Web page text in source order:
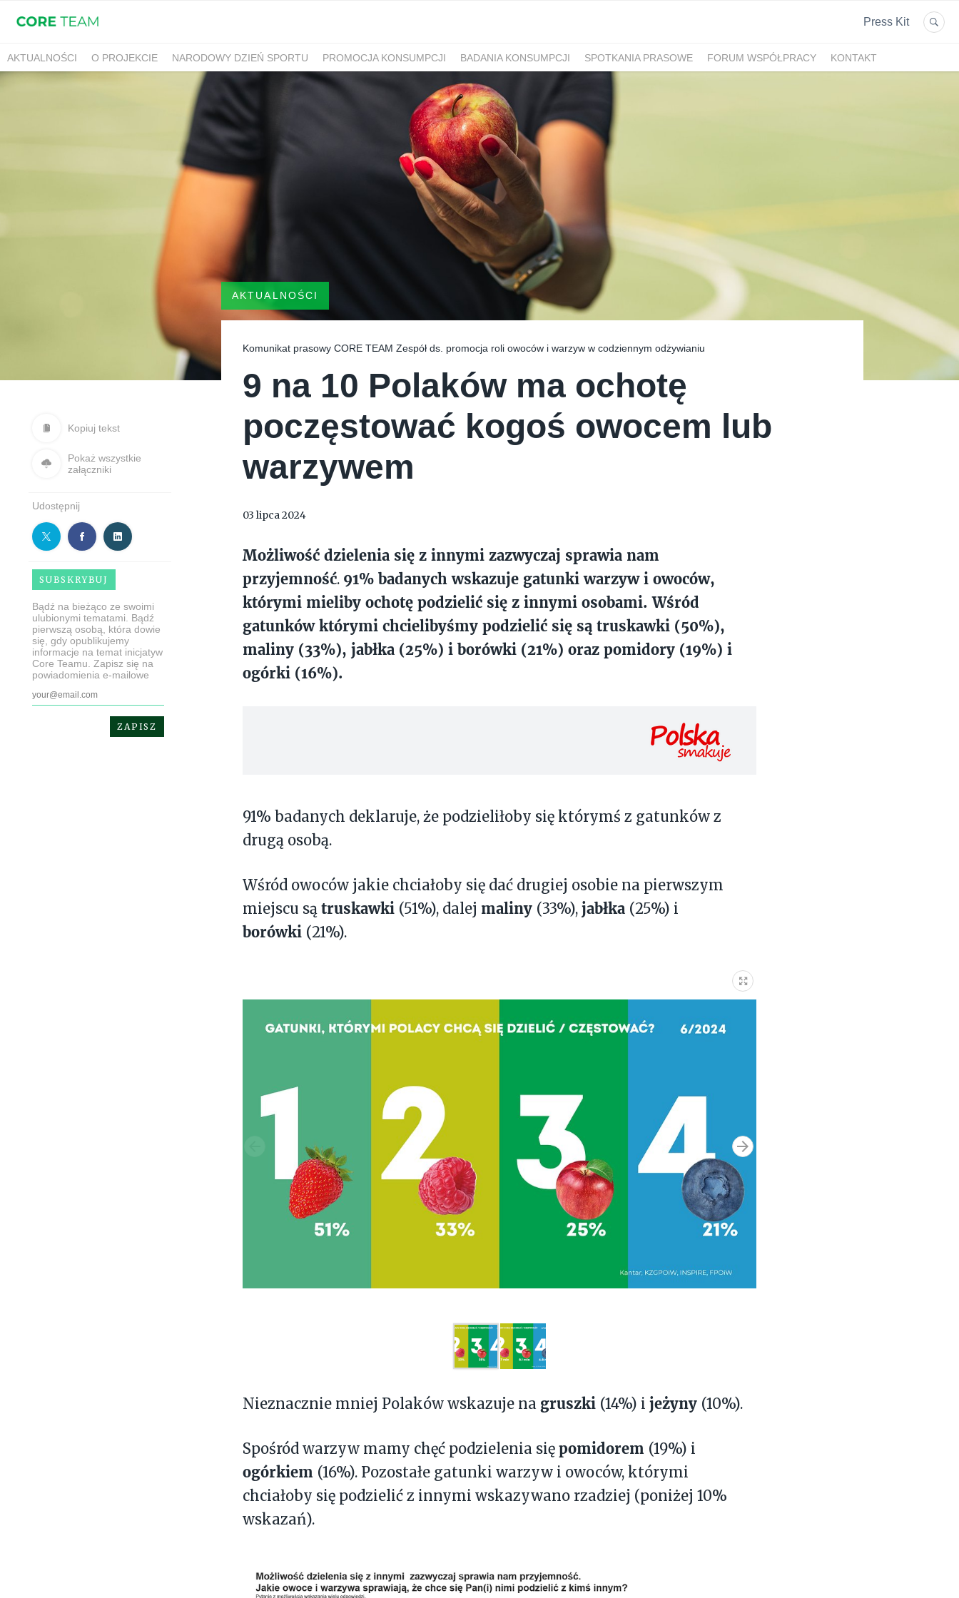
Press Kit
AKTUALNOŚCI O PROJEKCIE NARODOWY DZIEŃ SPORTU PROMOCJA KONSUMPCJI BADANIA KONSUMPCJI SPOTKANIA PRASOWE FORUM WSPÓŁPRACY KONTAKT
Kopiuj tekst
Pokaż wszystkie
załączniki
Udostępnij
SUBSKRYBUJ
Bądź na bieżąco ze swoimi
ulubionymi tematami. Bądź
pierwszą osobą, która dowie
się, gdy opublikujemy
informacje na temat inicjatyw
Core Teamu. Zapisz się na
powiadomienia e-mailowe
AKTUALNOŚCI
Komunikat prasowy CORE TEAM Zespół ds. promocja roli owoców i warzyw w codziennym odżywianiu
9 na 10 Polaków ma ochotę
poczęstować kogoś owocem lub
warzywem
03 lipca 2024
Możliwość dzielenia się z innymi zazwyczaj sprawia nam
przyjemność. 91% badanych wskazuje gatunki warzyw i owoców,
którymi mieliby ochotę podzielić się z innymi osobami. Wśród
gatunków którymi chcielibyśmy podzielić się są truskawki (50%),
maliny (33%), jabłka (25%) i borówki (21%) oraz pomidory (19%) i
ogórki (16%).
91% badanych deklaruje, że podzieliłoby się którymś z gatunków z
drugą osobą.
Wśród owoców jakie chciałoby się dać drugiej osobie na pierwszym
miejscu są truskawki (51%), dalej maliny (33%), jabłka (25%) i
borówki (21%).
Nieznacznie mniej Polaków wskazuje na gruszki (14%) i jeżyny (10%).
Spośród warzyw mamy chęć podzielenia się pomidorem (19%) i
ogórkiem (16%). Pozostałe gatunki warzyw i owoców, którymi
chciałoby się podzielić z innymi wskazywano rzadziej (poniżej 10%
wskazań).